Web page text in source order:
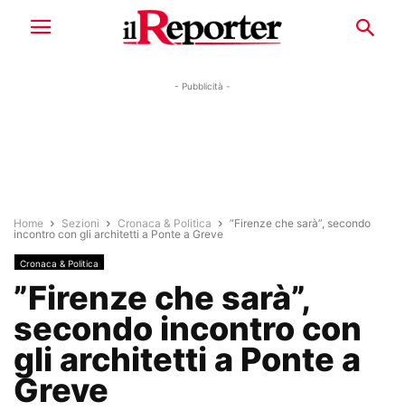
- Pubblicità -
Home Sezioni Cronaca & Politica
”Firenze che sarà”, secondo
incontro con gli architetti a Ponte a Greve
Cronaca & Politica
”Firenze che sarà”,
secondo incontro con
gli architetti a Ponte a
Greve